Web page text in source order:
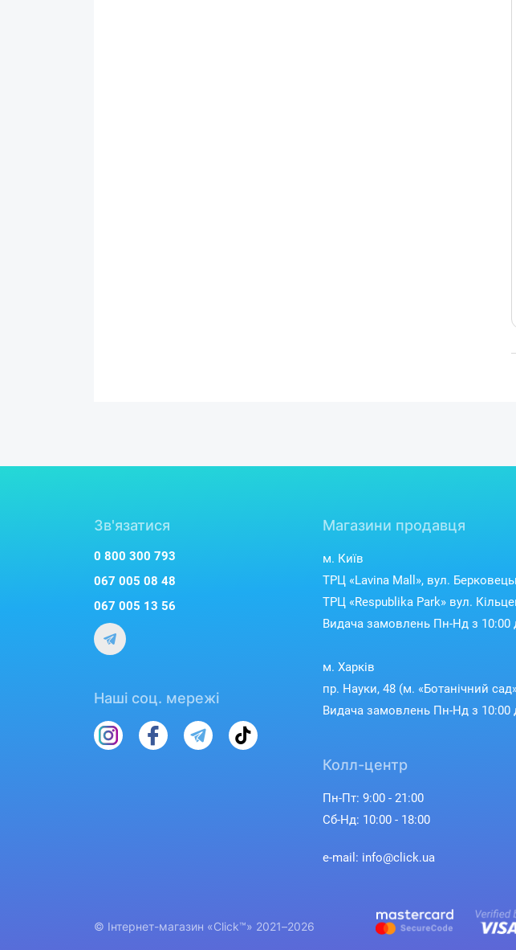
Зв'язатися
0 800 300 793
067 005 08 48
067 005 13 56
Наші соц. мережі
Магазини продавця
м. Київ
ТРЦ «Lavina Mall», вул.
ТРЦ «Respublika Park» вул.
Видача замовлень Пн-Нд з 10:00
м. Харків
пр. Науки, 48 (м. «Ботанічний
Видача замовлень Пн-Нд з 10:00
Колл-центр
Пн-Пт: 9:00 - 21:00
Сб-Нд: 10:00 - 18:00
e-mail: info@click.ua
© Інтернет-магазин «Click™» 2021–2026